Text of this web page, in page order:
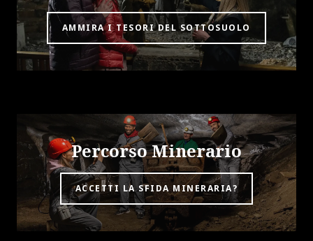
AMMIRA I TESORI DEL SOTTOSUOLO
Percorso Minerario
ACCETTI LA SFIDA MINERARIA?